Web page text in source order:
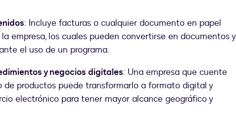
: Incluye facturas o cualquier documento en papel
empresa, los cuales pueden convertirse en documentos y
el uso de un programa.
y negocios digitales: Una empresa que cuente
de productos puede transformarlo a formato digital y
electrónico para tener mayor alcance geográfico y